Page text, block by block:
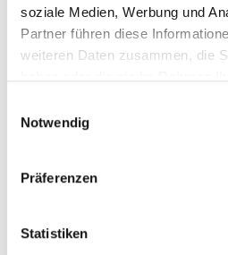
soziale Medien, Werbung und
Partner führen diese
weiteren Daten zusammen, die
Notwendig
Präferenzen
Statistiken
Ringweite in mm
Artikelnummer
Der Roneli
Schmuckervice